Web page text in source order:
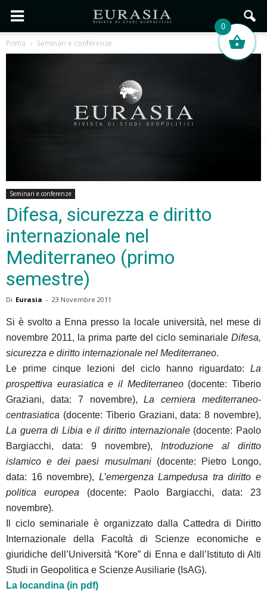
Prima Seminari e conferenze
Seminari e conferenze
Difesa, sicurezza e diritto
internazionale nel
Mediterraneo (primo
semestre)
Di Eurasia - 23 Novembre 2011
Si è svolto a Enna presso la locale università, nel mese di
novembre 2011, la prima parte del ciclo seminariale Difesa,
sicurezza e diritto internazionale nel Mediterraneo.
Le prime cinque lezioni del ciclo hanno riguardato: La
prospettiva eurasiatica e il Mediterraneo(docente: Tiberio
Graziani, data: 7 novembre),La cerniera mediterraneo-
centrasiatica (docente: Tiberio Graziani, data: 8 novembre),
La guerra di Libia e il diritto internazionale (docente: Paolo
Bargiacchi, data: 9 novembre), Introduzione al diritto
islamico e dei paesi musulmani (docente: Pietro Longo,
data: 16 novembre), L’emergenza Lampedusa tra diritto e
politica europea (docente: Paolo Bargiacchi, data: 23
novembre).
Il ciclo seminariale è organizzato dalla Cattedra di Diritto
Internazionale della Facoltà di Scienze economiche e
giuridiche dell’Università “Kore” di Enna e dall’Istituto di Alti
Studi in Geopolitica e Scienze Ausiliarie (IsAG).
La locandina (in pdf)
0